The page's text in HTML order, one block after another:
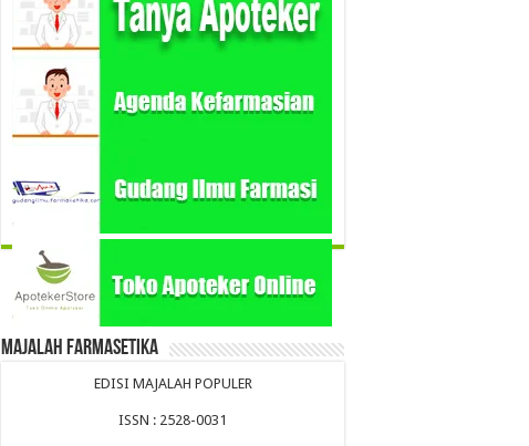
Majalah Farmasetika
EDISI MAJALAH POPULER
ISSN : 2528-0031